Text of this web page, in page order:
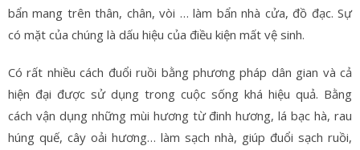
bẩn mang trên thân, chân, vòi … làm bẩn nhà cửa, đồ đạc. Sự
có mặt của chúng là dấu hiệu của điều kiện mất vệ sinh.
Có rất nhiều cách đuổi ruồi bằng phương pháp dân gian và cả
hiện đại được sử dụng trong cuộc sống khá hiệu quả. Bằng
cách vận dụng những mùi hương từ đinh hương, lá bạc hà, rau
húng quế, cây oải hương… làm sạch nhà, giúp đuổi sạch ruồi,